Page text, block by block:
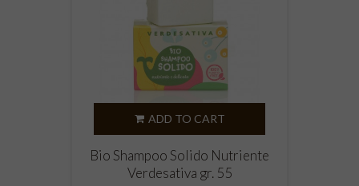
ADD TO CART
Bio Shampoo Solido Nutriente
Verdesativa gr. 55